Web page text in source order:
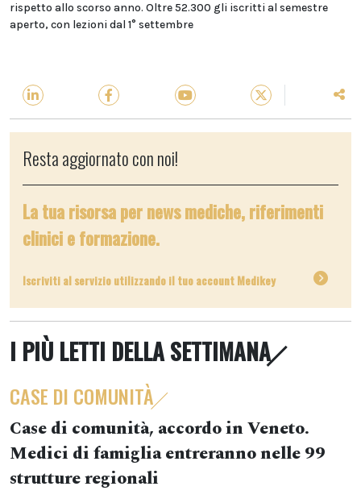
rispetto allo scorso anno. Oltre 52.300 gli iscritti al semestre
aperto, con lezioni dal 1° settembre
Resta aggiornato con noi!
La tua risorsa per news mediche, riferimenti
clinici e formazione.
Iscriviti al servizio utilizzando il tuo account Medikey
I PIÙ LETTI DELLA SETTIMANA
CASE DI COMUNITÀ
Case di comunità, accordo in Veneto.
Medici di famiglia entreranno nelle 99
strutture regionali